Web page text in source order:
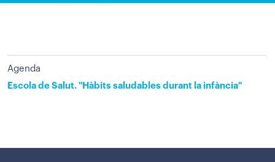
Agenda
Escola de Salut. "Hàbits saludables durant la infància"